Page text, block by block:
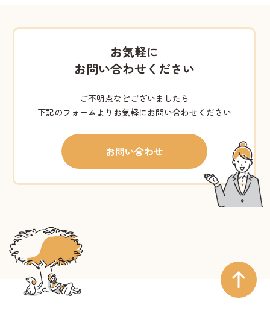
お気軽に
お問い合わせください
ご不明点などございましたら
下記のフォームよりお気軽にお問い合わせください
お問い合わせ